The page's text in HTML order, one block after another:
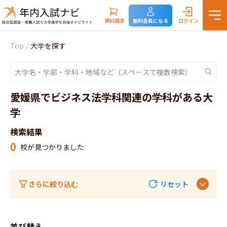
資料請求 無料会員になる ログイン
Top / 大学を探す
愛媛県でビジネス法学科関連の学科がある大
学
検索結果
0 校が見つかりました
さらに絞り込む リセット